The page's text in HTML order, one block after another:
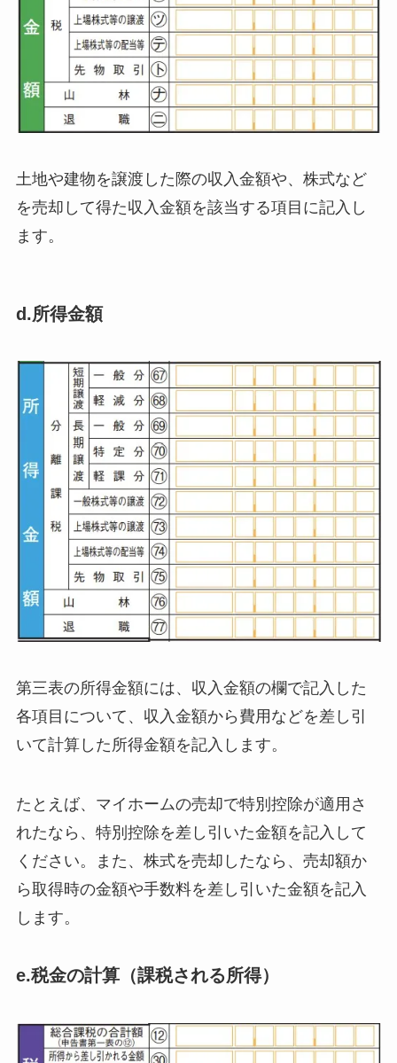
土地や建物を譲渡した際の収入金額や、株式など
を売却して得た収入金額を該当する項目に記入し
ます。
d.所得金額
第三表の所得金額には、収入金額の欄で記入した
各項目について、収入金額から費用などを差し引
いて計算した所得金額を記入します。
たとえば、マイホームの売却で特別控除が適用さ
れたなら、特別控除を差し引いた金額を記入して
ください。また、株式を売却したなら、売却額か
ら取得時の金額や手数料を差し引いた金額を記入
します。
e.税金の計算（課税される所得）